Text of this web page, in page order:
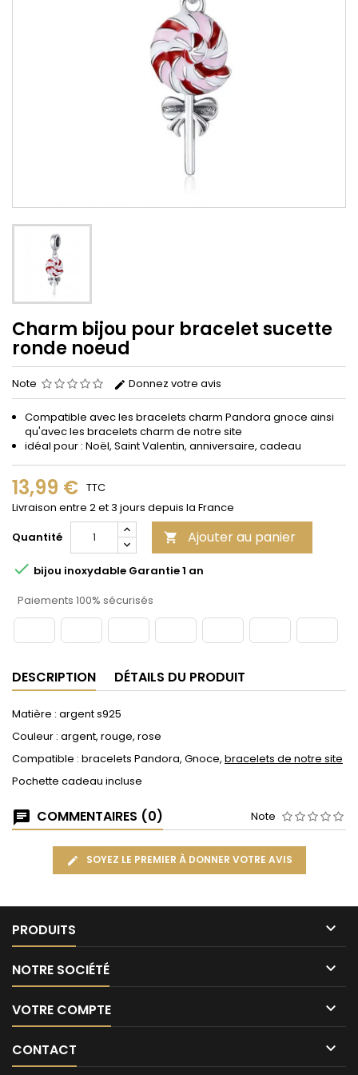
Charm bijou pour bracelet sucette
ronde noeud
Note Donnez votre avis
Compatible avec les bracelets charm Pandora gnoce ainsi
qu'avec les bracelets charm de notre site
idéal pour : Noël, Saint Valentin, anniversaire, cadeau
13,99 € TTC
Livraison entre 2 et 3 jours depuis la France
Quantité
 Ajouter au panier
 bijou inoxydable Garantie 1 an
Paiements 100% sécurisés
DESCRIPTION DÉTAILS DU PRODUIT
Matière : argent s925
Couleur : argent, rouge, rose
Compatible : bracelets Pandora, Gnoce, bracelets de notre site
Pochette cadeau incluse
COMMENTAIRES (0) Note
SOYEZ LE PREMIER À DONNER VOTRE AVIS
PRODUITS 
NOTRE SOCIÉTÉ 
VOTRE COMPTE 
CONTACT 